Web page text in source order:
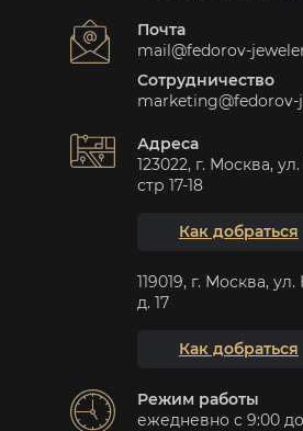
Почта
mail@fedorov-
Сотрудничество
marketing@fedorov-
Адреса
123022, г. Москва,
стр 17-18
Как добраться
119019, г. Москва,
д. 17
Как добраться
Режим работы
ежедневно с 9:00 до